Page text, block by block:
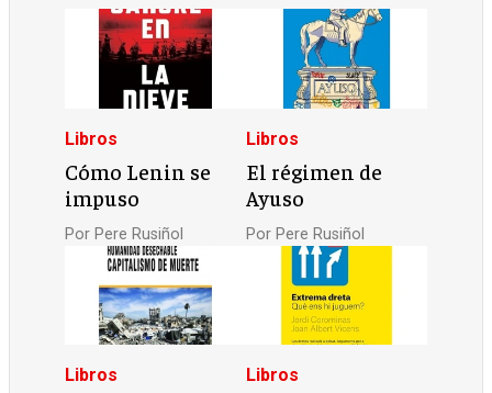
Libros
Cómo Lenin se
impuso
Por Pere Rusiñol
Libros
El régimen de
Ayuso
Por Pere Rusiñol
Libros Libros